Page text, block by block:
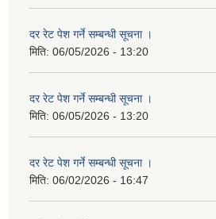
दर रेट पेश गर्ने सम्बन्धी सूचना ।
मिति: 06/05/2026 - 13:20
दर रेट पेश गर्ने सम्बन्धी सूचना ।
मिति: 06/05/2026 - 13:20
दर रेट पेश गर्ने सम्बन्धी सूचना ।
मिति: 06/02/2026 - 16:47